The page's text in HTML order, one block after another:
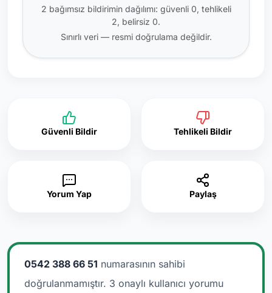
2 bağımsız bildirimin dağılımı: güvenli 0, tehlikeli
2, belirsiz 0.
Sınırlı veri — resmi doğrulama değildir.
Güvenli Bildir Tehlikeli Bildir
Yorum Yap Paylaş
0542 388 66 51 numarasının sahibi
doğrulanmamıştır. 3 onaylı kullanıcı yorumu